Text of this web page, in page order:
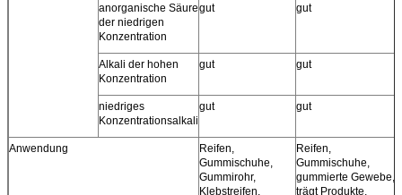
anorganische Säure
der niedrigen
Konzentration
gut gut
Alkali der hohen
Konzentration
gut gut
niedriges
Konzentrationsalkali
gut gut
Anwendung
Reifen,
Gummischuhe,
Gummirohr,
Klebstreifen,
Reifen,
Gummischuhe,
gummierte Gewebe,
trägt Produkte,